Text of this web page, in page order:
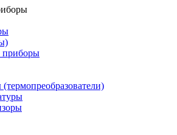
приборы